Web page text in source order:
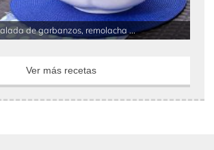
de garbanzos, remolacha ...
Ver más recetas